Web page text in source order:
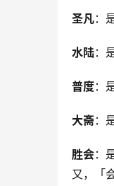
圣凡：
水陆：
普度：
大斋：
胜会：
又，「